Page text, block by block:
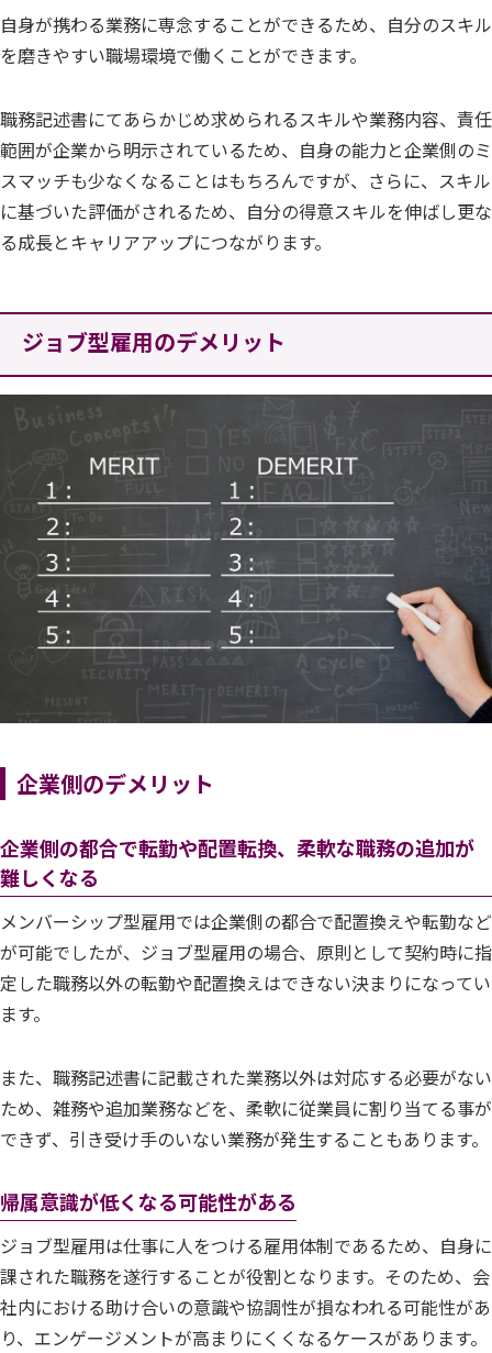
自身が携わる業務に専念することができるため、自分のスキル
を磨きやすい職場環境で働くことができます。
職務記述書にてあらかじめ求められるスキルや業務内容、責任
範囲が企業から明示されているため、自身の能力と企業側のミ
スマッチも少なくなることはもちろんですが、さらに、スキル
に基づいた評価がされるため、自分の得意スキルを伸ばし更な
る成長とキャリアアップにつながります。
ジョブ型雇用のデメリット
企業側のデメリット
企業側の都合で転勤や配置転換、柔軟な職務の追加が
難しくなる
メンバーシップ型雇用では企業側の都合で配置換えや転勤など
が可能でしたが、ジョブ型雇用の場合、原則として契約時に指
定した職務以外の転勤や配置換えはできない決まりになってい
ます。
また、職務記述書に記載された業務以外は対応する必要がない
ため、雑務や追加業務などを、柔軟に従業員に割り当てる事が
できず、引き受け手のいない業務が発生することもあります。
帰属意識が低くなる可能性がある
ジョブ型雇用は仕事に人をつける雇用体制であるため、自身に
課された職務を遂行することが役割となります。そのため、会
社内における助け合いの意識や協調性が損なわれる可能性があ
り、エンゲージメントが高まりにくくなるケースがあります。